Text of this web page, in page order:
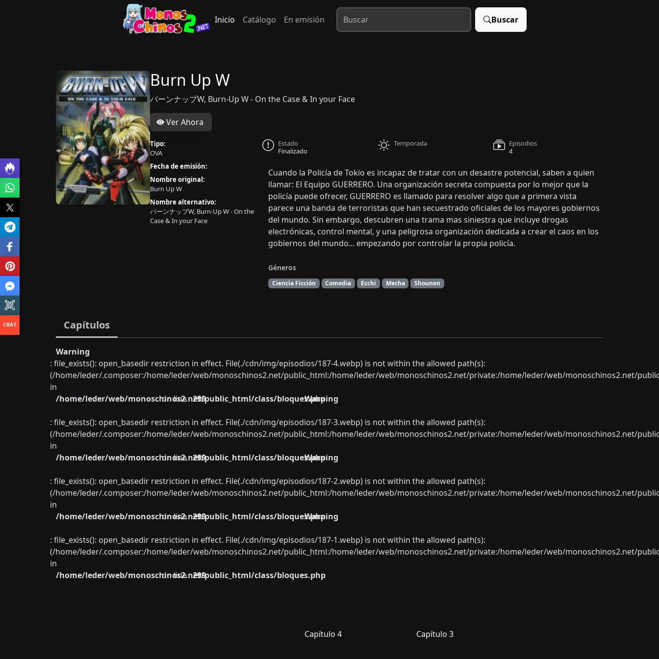
Inicio Catálogo En emisión Buscar
Burn Up W
バーンナップW, Burn-Up W - On the Case & In your Face
Ver Ahora
Tipo:
OVA
Fecha de emisión:
Nombre original:
Burn Up W
Nombre alternativo:
バーンナップW, Burn-Up W - On the
Case & In your Face
Estado
Finalizado
Temporada
Episodios
4
Cuando la Policía de Tokio es incapaz de tratar con un desastre potencial, saben a quien
llamar: El Equipo GUERRERO. Una organización secreta compuesta por lo mejor que la
policía puede ofrecer, GUERRERO es llamado para resolver algo que a primera vista
parece una banda de terroristas que han secuestrado oficiales de los mayores gobiernos
del mundo. Sin embargo, descubren una trama mas siniestra que incluye drogas
electrónicas, control mental, y una peligrosa organización dedicada a crear el caos en los
gobiernos del mundo... empezando por controlar la propia policía.
Géneros
Ciencia Ficción Comedia Ecchi Mecha Shounen
Capítulos
Warning
: file_exists(): open_basedir restriction in effect. File(./cdn/img/episodios/187-4.webp) is not within the allowed path(s):
(/home/leder/.composer:/home/leder/web/monoschinos2.net/public_html:/home/leder/web/monoschinos2.net/private:/home/leder/web/monoschinos2.net/
in
/home/leder/web/monoschinos2.net/public_html/class/bloques.php
on line 299 Warning
: file_exists(): open_basedir restriction in effect. File(./cdn/img/episodios/187-3.webp) is not within the allowed path(s):
(/home/leder/.composer:/home/leder/web/monoschinos2.net/public_html:/home/leder/web/monoschinos2.net/private:/home/leder/web/monoschinos2.net/
in
/home/leder/web/monoschinos2.net/public_html/class/bloques.php
on line 299 Warning
: file_exists(): open_basedir restriction in effect. File(./cdn/img/episodios/187-2.webp) is not within the allowed path(s):
(/home/leder/.composer:/home/leder/web/monoschinos2.net/public_html:/home/leder/web/monoschinos2.net/private:/home/leder/web/monoschinos2.net/
in
/home/leder/web/monoschinos2.net/public_html/class/bloques.php
on line 299 Warning
: file_exists(): open_basedir restriction in effect. File(./cdn/img/episodios/187-1.webp) is not within the allowed path(s):
(/home/leder/.composer:/home/leder/web/monoschinos2.net/public_html:/home/leder/web/monoschinos2.net/private:/home/leder/web/monoschinos2.net/
in
/home/leder/web/monoschinos2.net/public_html/class/bloques.php
on line 299
Capítulo 4 Capítulo 3